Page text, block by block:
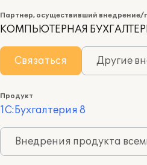
Партнер, осуществивший внедрение/
КОМПЬЮТЕРНАЯ
Связаться Другие
Продукт
1С:Бухгалтерия 8
Внедрения продукта